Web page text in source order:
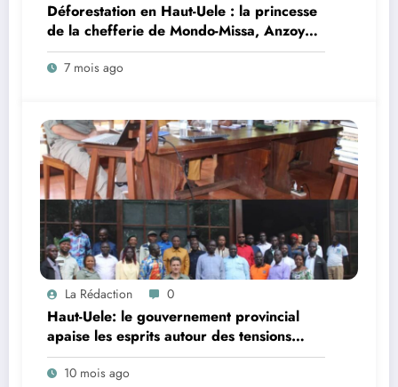
Déforestation en Haut-Uele : la princesse
de la chefferie de Mondo-Missa, Anzoyo-
Egbarama Esther, tire la sonnette
d’alarme et appelle à une conscience
7 mois ago
La Rédaction 0
Haut-Uele: le gouvernement provincial
apaise les esprits autour des tensions
entre le parc national de la Garamba et
les riverains
10 mois ago